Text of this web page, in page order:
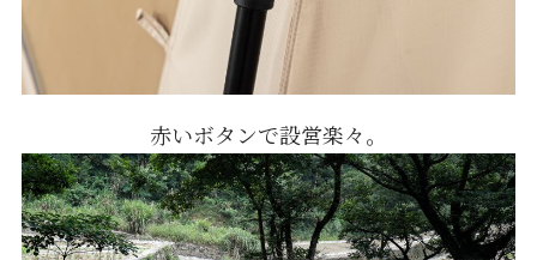
赤いボタンで設営楽々。